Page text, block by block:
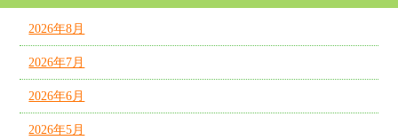
2026年8月
2026年7月
2026年6月
2026年5月